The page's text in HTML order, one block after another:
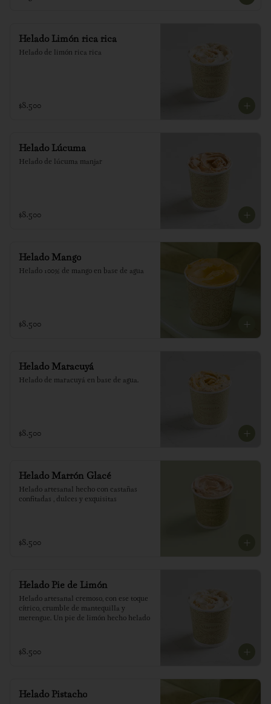
Helado Limón rica rica
Helado de limón rica rica
$8.500
Helado Lúcuma
Helado de lúcuma manjar
$8.500
Helado Mango
Helado 100% de mango en base de agua
$8.500
Helado Maracuyá
Helado de maracuyá en base de agua.
$8.500
Helado Marrón Glacé
Helado artesanal hecho con castañas
confitadas , dulces y exquisitas
$8.500
Helado Pie de Limón
Helado artesanal cremoso, con ese toque
cítrico, crumble de mantequilla y
merengue. Un pie de limón hecho helado
$8.500
Helado Pistacho